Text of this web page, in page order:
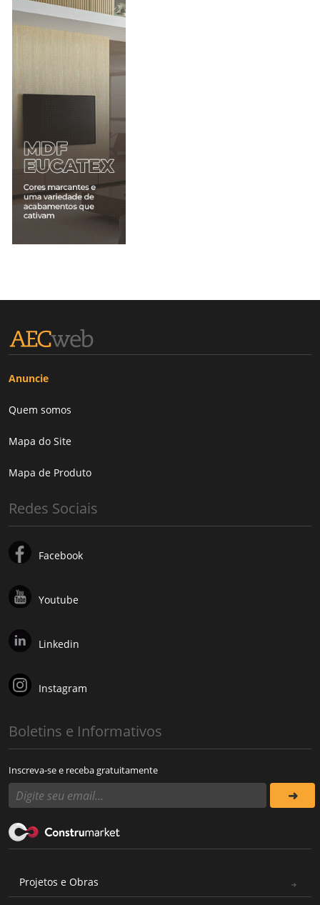
Anuncie
Quem somos
Mapa do Site
Mapa de Produto
Redes Sociais
Facebook
Youtube
Linkedin
Instagram
Boletins e Informativos
Inscreva-se e receba gratuitamente
Projetos e Obras